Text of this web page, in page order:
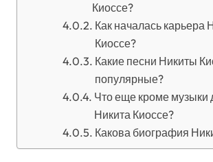
Киоссе?
Как началась карьера
Киоссе?
Какие песни Никиты
популярные?
Что еще кроме музыки
Никита Киоссе?
Какова биография